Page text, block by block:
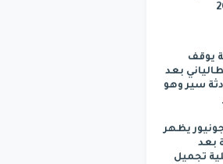
يوقف
بعد
سير وهو
يظهر
بعد
تجميل